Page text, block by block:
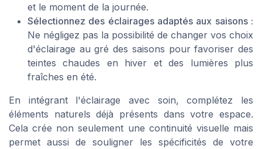
et le moment de la journée.
Sélectionnez des éclairages adaptés aux saisons :
Ne négligez pas la possibilité de changer vos choix
d'éclairage au gré des saisons pour favoriser des
teintes chaudes en hiver et des lumières plus
fraîches en été.
En intégrant l'éclairage avec soin, complétez les
éléments naturels déjà présents dans votre espace.
Cela crée non seulement une continuité visuelle mais
permet aussi de souligner les spécificités de votre